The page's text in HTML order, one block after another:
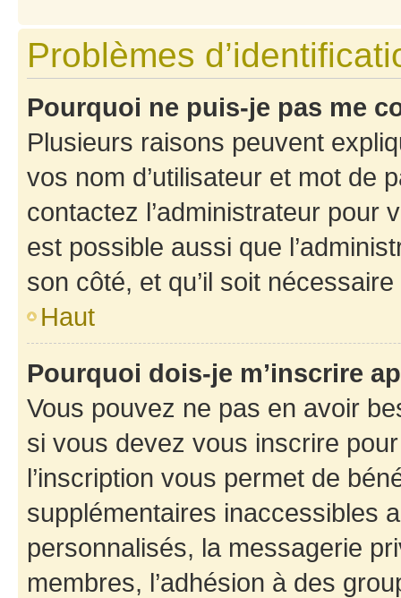
Problèmes
Pourquoi ne puis-je pas me
Plusieurs raisons peuvent
vos nom d’utilisateur et mot de
contactez l’administrateur pour
est possible aussi que
son côté, et qu’il soit
Haut
Pourquoi dois-je m’inscrire
Vous pouvez ne pas en avoir
si vous devez vous inscrire
l’inscription vous permet de
supplémentaires inaccessibles
personnalisés, la messagerie
membres, l’adhésion à des